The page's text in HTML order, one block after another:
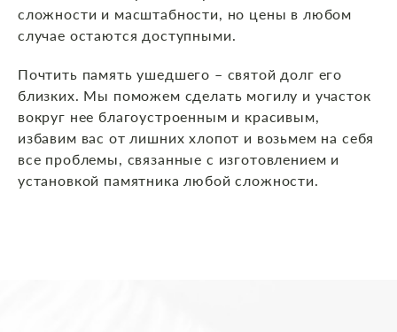
сложности и масштабности, но цены в любом
случае остаются доступными.
Почтить память ушедшего – святой долг его
близких. Мы поможем сделать могилу и участок
вокруг нее благоустроенным и красивым,
избавим вас от лишних хлопот и возьмем на себя
все проблемы, связанные с изготовлением и
установкой памятника любой сложности.